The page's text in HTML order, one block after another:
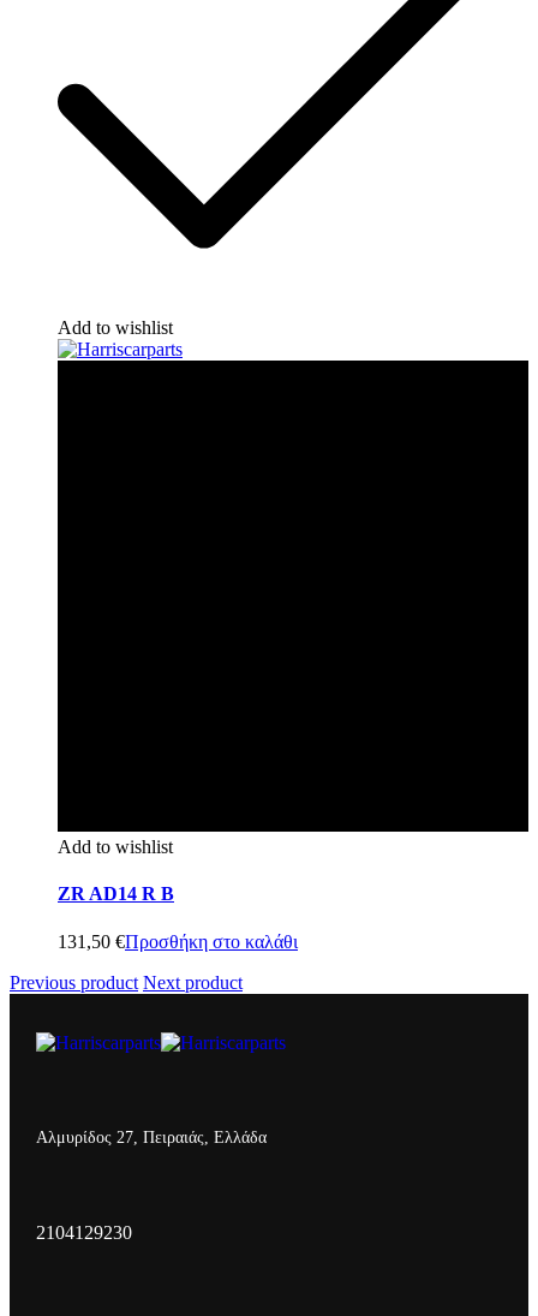
Add to wishlist
Add to wishlist
ZR AD14 R B
131,50 €Προσθήκη στο καλάθι
Previous product Next product
Αλμυρίδος 27, Πειραιάς, Ελλάδα
2104129230